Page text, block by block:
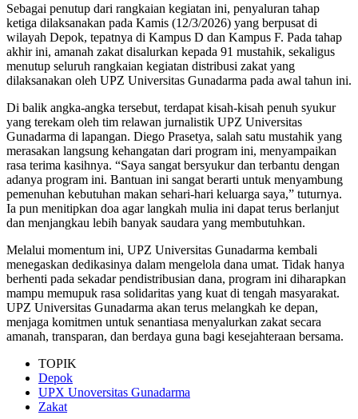
​Sebagai penutup dari rangkaian kegiatan ini, penyaluran tahap
ketiga dilaksanakan pada Kamis (12/3/2026) yang berpusat di
wilayah Depok, tepatnya di Kampus D dan Kampus F. Pada tahap
akhir ini, amanah zakat disalurkan kepada 91 mustahik, sekaligus
menutup seluruh rangkaian kegiatan distribusi zakat yang
dilaksanakan oleh UPZ Universitas Gunadarma pada awal tahun ini.
​Di balik angka-angka tersebut, terdapat kisah-kisah penuh syukur
yang terekam oleh tim relawan jurnalistik UPZ Universitas
Gunadarma di lapangan. Diego Prasetya, salah satu mustahik yang
merasakan langsung kehangatan dari program ini, menyampaikan
rasa terima kasihnya. “Saya sangat bersyukur dan terbantu dengan
adanya program ini. Bantuan ini sangat berarti untuk menyambung
pemenuhan kebutuhan makan sehari-hari keluarga saya,” tuturnya.
Ia pun menitipkan doa agar langkah mulia ini dapat terus berlanjut
dan menjangkau lebih banyak saudara yang membutuhkan.
​Melalui momentum ini, UPZ Universitas Gunadarma kembali
menegaskan dedikasinya dalam mengelola dana umat. Tidak hanya
berhenti pada sekadar pendistribusian dana, program ini diharapkan
mampu memupuk rasa solidaritas yang kuat di tengah masyarakat.
UPZ Universitas Gunadarma akan terus melangkah ke depan,
menjaga komitmen untuk senantiasa menyalurkan zakat secara
amanah, transparan, dan berdaya guna bagi kesejahteraan bersama.
TOPIK
Depok
UPX Unoversitas Gunadarma
Zakat